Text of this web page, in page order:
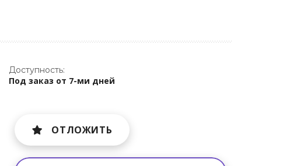
Доступность:
Под заказ от 7-ми дней
ОТЛОЖИТЬ